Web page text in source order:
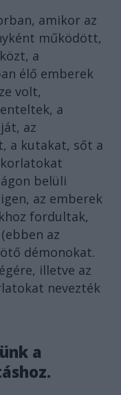
amikor az
működött,
a
élő emberek
volt,
a
az
a kutakat, sőt a
belüli
az emberek
fordultak,
az
démonokat.
illetve az
nevezték
a